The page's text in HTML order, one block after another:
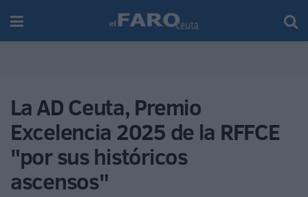
La AD Ceuta, Premio
Excelencia 2025 de la RFFCE
"por sus históricos
ascensos"